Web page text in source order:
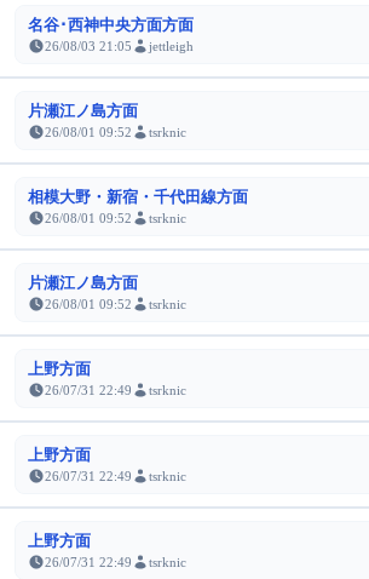
名谷･西神中央方面方面
26/08/03 21:05 jettleigh
片瀬江ノ島方面
26/08/01 09:52 tsrknic
相模大野・新宿・千代田線方面
26/08/01 09:52 tsrknic
片瀬江ノ島方面
26/08/01 09:52 tsrknic
上野方面
26/07/31 22:49 tsrknic
上野方面
26/07/31 22:49 tsrknic
上野方面
26/07/31 22:49 tsrknic